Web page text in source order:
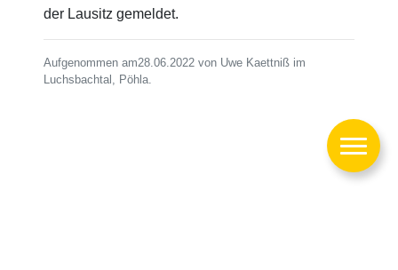
der Lausitz gemeldet.
Aufgenommen am28.06.2022 von Uwe Kaettniß im
Luchsbachtal, Pöhla.